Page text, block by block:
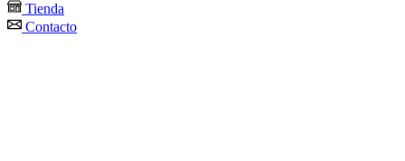
Tienda
Contacto